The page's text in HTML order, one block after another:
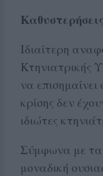
Ιδιαίτερη
Κτηνιατρικής
να
κρίσης δεν
ιδιώτες
Σύμφωνα με τα
μοναδική